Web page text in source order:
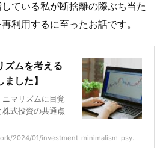
ている私が断捨離の際ぶち当た
利用するに至ったお話です。
ズムを考える
した】
マリズムに目覚
式投資の共通点
2024/01/investment-minimalism-psy...